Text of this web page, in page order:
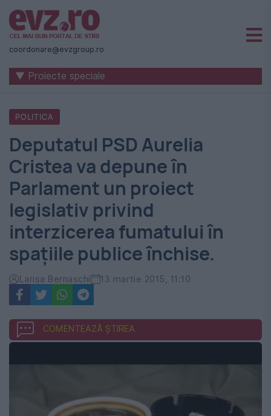
Știri
naționale
internaționale
România
-
Evenimentul
Zilei
coordonare@evzgroup.ro
▼ Proiecte speciale
POLITICA
Deputatul PSD Aurelia
Cristea va depune în
Parlament un proiect
legislativ privind
interzicerea fumatului în
spaţiile publice închise.
Larisa Bernaschi 13 martie 2015, 11:10
COMENTEAZĂ ȘTIREA